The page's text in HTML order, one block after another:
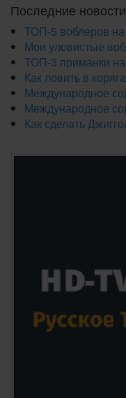
Последние новости
ТОП-5 воблеров
Мои уловистые
ТОП-3 приманки
Как ловить в
Международное
Международное
Как сделать